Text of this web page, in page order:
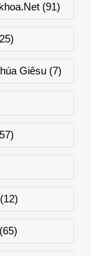
(91)
Giêsu(7)
(12)
(65)